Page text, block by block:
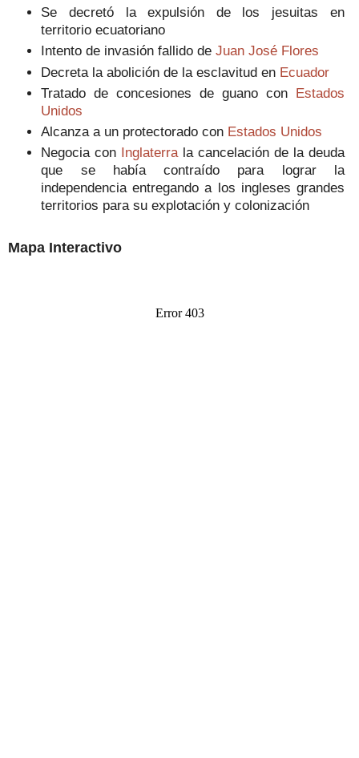
Se decretó la expulsión de los jesuitas en
territorio ecuatoriano
Intento de invasión fallido deJuan José Flores
Decreta la abolición de la esclavitud en Ecuador
Tratado de concesiones de guano con Estados
Unidos
Alcanza a un protectorado con Estados Unidos
Negocia con Inglaterra la cancelación de la deuda
que se había contraído para lograr la
independencia entregando a los ingleses grandes
territorios para su explotación y colonización
Mapa Interactivo